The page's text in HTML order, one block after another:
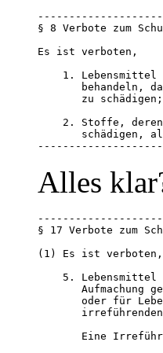
§ 8 Verbote zum
Es ist verboten,
1. Lebensmittel
behandeln,
       zu schädigen;
2. Stoffe,
schädigen,
Alles
§ 17 Verbote zum
(1) Es ist verboten,
5.
Aufmachung
oder für
Eine